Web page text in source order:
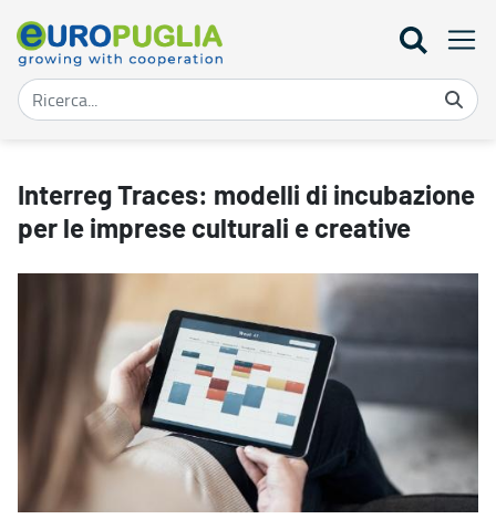
Interreg Traces: modelli di incubazione
per le imprese culturali e creative